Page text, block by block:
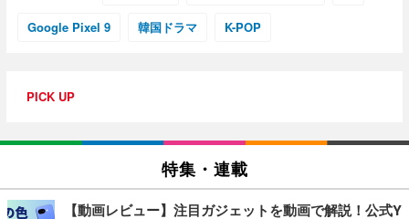
Google Pixel 9 韓国ドラマ K-POP
PICK UP
特集・連載
【動画レビュー】注目ガジェットを動画で解説！公式Y